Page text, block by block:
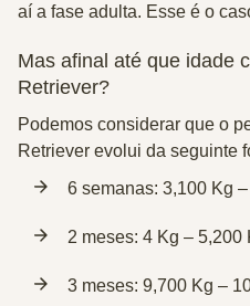
aí a fase adulta. Esse é o
Mas afinal até que idade
Retriever?
Podemos considerar que o
Retriever evolui da seguinte
6 semanas: 3,100 Kg
2 meses: 4 Kg – 5,200
3 meses: 9,700 Kg –